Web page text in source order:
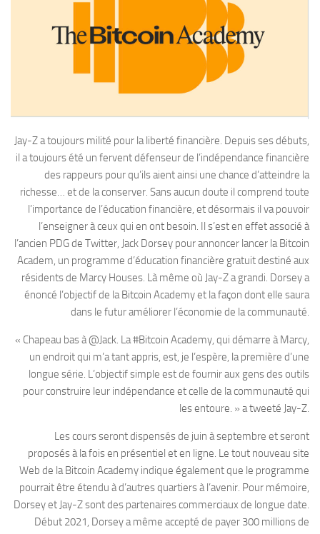
Jay-Z a toujours milité pour la liberté financière. Depuis ses débuts,
il a toujours été un fervent défenseur de l’indépendance financière
des rappeurs pour qu’ils aient ainsi une chance d’atteindre la
richesse… et de la conserver. Sans aucun doute il comprend toute
l’importance de l’éducation financière, et désormais il va pouvoir
l’enseigner à ceux qui en ont besoin. Il s’est en effet associé à
l’ancien PDG de Twitter, Jack Dorsey pour annoncer lancer la Bitcoin
Academ, un programme d’éducation financière gratuit destiné aux
résidents de Marcy Houses. Là même où Jay-Z a grandi. Dorsey a
énoncé l’objectif de la Bitcoin Academy et la façon dont elle saura
dans le futur améliorer l’économie de la communauté.
« Chapeau bas à @Jack. La #Bitcoin Academy, qui démarre à Marcy,
un endroit qui m’a tant appris, est, je l’espère, la première d’une
longue série. L’objectif simple est de fournir aux gens des outils
pour construire leur indépendance et celle de la communauté qui
les entoure. » a tweeté Jay-Z.
Les cours seront dispensés de juin à septembre et seront
proposés à la fois en présentiel et en ligne. Le tout nouveau site
Web de la Bitcoin Academy indique également que le programme
pourrait être étendu à d’autres quartiers à l’avenir. Pour mémoire,
Dorsey et Jay-Z sont des partenaires commerciaux de longue date.
Début 2021, Dorsey a même accepté de payer 300 millions de